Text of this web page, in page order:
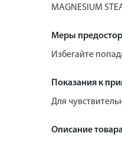
MAGNESIUM
Меры
Избегайте
Показания к
Для
Описание